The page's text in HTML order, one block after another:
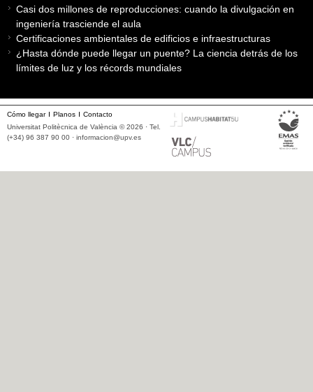
Casi dos millones de reproducciones: cuando la divulgación en
ingeniería trasciende el aula
Certificaciones ambientales de edificios e infraestructuras
¿Hasta dónde puede llegar un puente? La ciencia detrás de los
límites de luz y los récords mundiales
Cómo llegar Planos
Contacto
Universitat Politècnica de València © 2026 · Tel.
(+34) 96 387 90 00 · informacion@upv.es